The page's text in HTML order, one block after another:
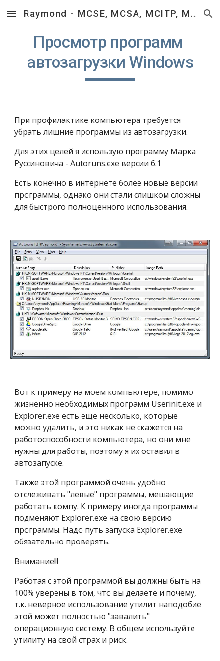
Skip to main content Skip to navigation
Raymond - MCSE, MCSA, MCITP, MCTS, MCP, RHCSA, RHCT.
Просмотр программ
автозагрузки Windows
При профилактике компьютера требуется
убрать лишние программы из автозагрузки.
Для этих целей я использую программу Марка
Руссиновича - Autoruns.exe версии 6.1
Есть конечно в интернете более новые версии
программы, однако они стали слишком сложны
для быстрого полноценного использования.
Вот к примеру на моем компьютере, помимо
жизненно необходимых программ Userinit.exe и
Explorer.exe есть еще несколько, которые
можно удалить, и это никак не скажется на
работоспособности компьютера, но они мне
нужны для работы, поэтому я их оставил в
автозапуске.
Также этой программой очень удобно
отслеживать "левые" программы, мешающие
работать компу. К примеру иногда программы
подменяют Explorer.exe на свою версию
программы. Надо путь запуска Explorer.exe
обязательно проверять.
Внимание!!!
Работая с этой программой вы должны быть на
100% уверены в том, что вы делаете и почему,
т.к. неверное использование утилит наподобие
этой может полностью "завалить"
операционную систему. В общем используйте
утилиту на свой страх и риск.